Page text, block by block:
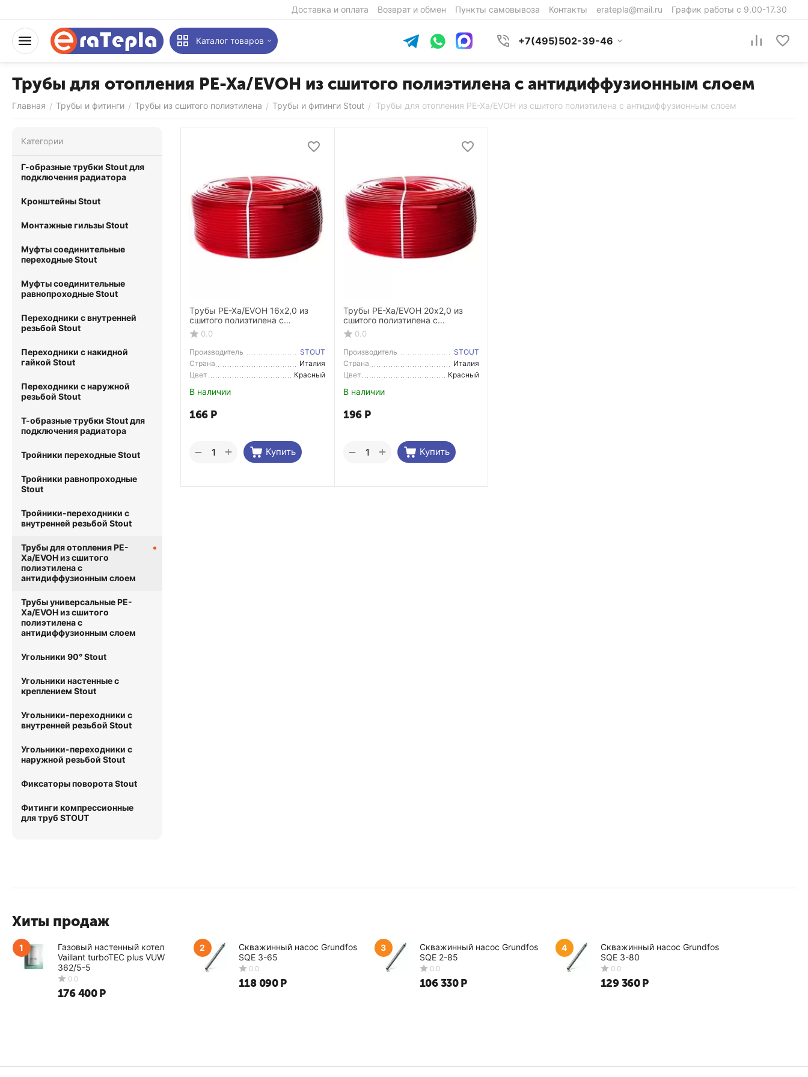
Доставка и оплата Возврат и обмен Пункты самовывоза Контакты eratepla@mail.ru График работы с 9.00-17.30
Каталог товаров +7(495)502-39-46
Трубы для отопления PE-Xa/EVOH из сшитого полиэтилена с антидиффузионным слоем
Главная / Трубы и фитинги / Трубы из сшитого полиэтилена / Трубы и фитинги Stout / Трубы для отопления PE-Xa/EVOH из сшитого полиэтилена с антидиффузионным слоем
Трубы PE-Xa/EVOH 16х2,0 из
сшитого полиэтилена с
антидиффузионным слоем, для
отопления, красная
0.0
Производитель
STOUT
Страна
Производитель
Италия
Цвет
Красный
В наличии
166 Р
Купить
+
−
Трубы PE-Xa/EVOH 20х2,0 из
сшитого полиэтилена с
антидиффузионным слоем, для
отопления, красная
0.0
Производитель
STOUT
Страна
Производитель
Италия
Цвет
Красный
В наличии
196 Р
Купить
+
−
Категории
Г-образные трубки Stout для
подключения радиатора
Кронштейны Stout
Монтажные гильзы Stout
Муфты соединительные
переходные Stout
Муфты соединительные
равнопроходные Stout
Переходники с внутренней
резьбой Stout
Переходники с накидной
гайкой Stout
Переходники с наружной
резьбой Stout
Т-образные трубки Stout для
подключения радиатора
Тройники переходные Stout
Тройники равнопроходные
Stout
Тройники-переходники с
внутренней резьбой Stout
Трубы для отопления PE-
Xa/EVOH из сшитого
полиэтилена с
антидиффузионным слоем
Трубы универсальные PE-
Xa/EVOH из сшитого
полиэтилена с
антидиффузионным слоем
Угольники 90° Stout
Угольники настенные с
креплением Stout
Угольники-переходники с
внутренней резьбой Stout
Угольники-переходники с
наружной резьбой Stout
Фиксаторы поворота Stout
Фитинги компрессионные
для труб STOUT
Хиты продаж
1
Газовый настенный котел
Vaillant turboTEC plus VUW
362/5-5
176 400 Р
2
Скважинный насос Grundfos
SQE 3-65
118 090 Р
3
Скважинный насос Grundfos
SQE 2-85
106 330 Р
4
Скважинный насос Grundfos
SQE 3-80
129 360 Р